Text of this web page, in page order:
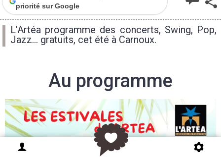
priorité sur Google
L'Artéa programme des concerts, Swing, Pop,
Jazz... gratuits, cet été à Carnoux.
Au programme